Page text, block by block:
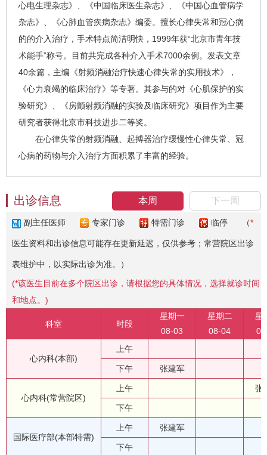
心电生理杂志》、《中国临床医生杂志》、《中国心血管病学
杂志》、《心肺血管疾病杂志》编委。擅长心律失常和冠心病
的的介入治疗，手术特点简洁明快，1999年获“北京市青年技
术能手”称号。目前共完成各种介入手术7000余例。发表文章
40余篇，主编《射频消融治疗快速心律失常的实用技术》，
《心力衰竭的临床治疗》等专著。其参与的对《心肌保护的实
验研究》、《房颤射频消融的实验及临床研究》项目作为主要
研究者获得北京市科技进步二等奖。
在心律失常的射频消融、起搏器治疗缓慢性心律失常、冠
心病的药物与介入治疗方面积累了丰富的经验。
本周 下一周
出诊信息
副主任医师 专家门诊 特需门诊 临停 （*
医生资料和出诊信息可能存在更新延迟，仅供参考；常营院区出诊
表维护中，以实际出诊为准。）
(*该医生目前在多个院区出诊，请根据您的具体情况，选择就诊时间
和地点。)
科室 时段
星期一
08-03
星期二
08-04
星
心内科(本部)
上午
下午 张建军
心内科(常营院区)
上午 张
下午
国际医疗部(本部特需)
上午 张建军
下午